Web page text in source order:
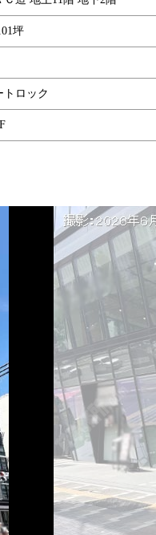
坪
トロック